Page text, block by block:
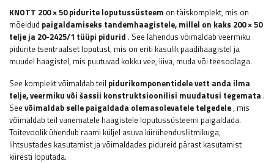
KNOTT 200 × 50 pidurite loputussüsteem on täiskomplekt, mis on
mõeldud paigaldamiseks tandemhaagistele, millel on kaks 200 × 50
telje ja 20-2425/1 tüüpi pidurid . See lahendus võimaldab veermiku
pidurite tsentraalset loputust, mis on eriti kasulik paadihaagistel ja
muudel haagistel, mis puutuvad kokku vee, liiva, muda või teesoolaga.
See komplekt võimaldab teil pidurikomponentidele vett anda ilma
telje, veermiku või šassii konstruktsioonilisi muudatusi tegemata .
See võimaldab selle paigaldada olemasolevatele telgedele, mis
võimaldab teil vanematele haagistele loputussüsteemi paigaldada.
Toitevoolik ühendub raami küljel asuva kiirühendusliitmikuga,
lihtsustades kasutamist ja võimaldades pidureid pärast kasutamist
kiiresti loputada.